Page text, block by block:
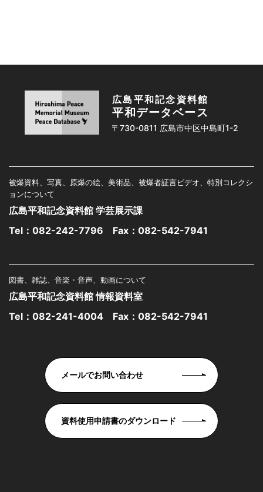
広島平和記念資料館
平和データベース
〒730-0811 広島市中区中島町1-2
被爆資料、写真、原爆の絵、美術品、被爆者証言ビデオ、特別コレクシ
ョンについて
広島平和記念資料館 学芸展示課
Tel： 082-242-7796 Fax：082-542-7941
図書、雑誌、音楽・音声、動画について
広島平和記念資料館 情報資料室
Tel： 082-241-4004 Fax：082-542-7941
メールでお問い合わせ
資料使用申請書のダウンロード